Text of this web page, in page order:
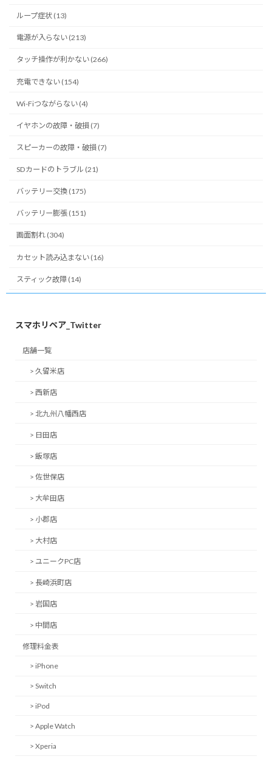
ループ症状 (13)
電源が入らない (213)
タッチ操作が利かない (266)
充電できない (154)
Wi-Fiつながらない (4)
イヤホンの故障・破損 (7)
スピーカーの故障・破損 (7)
SDカードのトラブル (21)
バッテリー交換 (175)
バッテリー膨張 (151)
画面割れ (304)
カセット読み込まない (16)
スティック故障 (14)
スマホリペア_Twitter
店舗一覧
> 久留米店
> 西新店
> 北九州八幡西店
> 日田店
> 飯塚店
> 佐世保店
> 大牟田店
> 小郡店
> 大村店
> ユニークPC店
> 長崎浜町店
> 岩国店
> 中間店
修理料金表
> iPhone
> Switch
> iPod
> Apple Watch
> Xperia